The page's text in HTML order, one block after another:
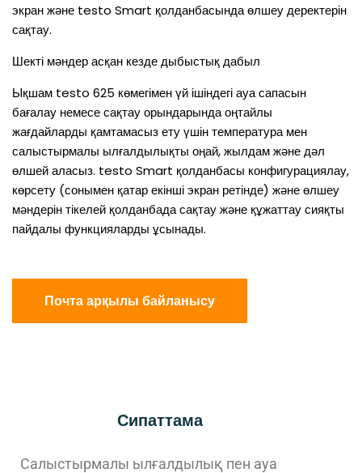
экран және testo Smart қолданбасында өлшеу деректерін
сақтау.
Шекті мәндер асқан кезде дыбыстық дабыл
Ықшам testo 625 көмегімен үй ішіндегі ауа сапасын
бағалау немесе сақтау орындарында оңтайлы
жағдайларды қамтамасыз ету үшін температура мен
салыстырмалы ылғалдылықты оңай, жылдам және дәл
өлшей аласыз. testo Smart қолданбасы конфигурациялау,
көрсету (сонымен қатар екінші экран ретінде) және өлшеу
мәндерін тікелей қолданбада сақтау және құжаттау сияқты
пайдалы функцияларды ұсынады.
Почта арқылы байланысу
Сипаттама
Салыстырмалы ылғалдылық пен ауа